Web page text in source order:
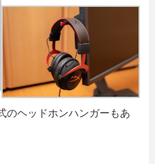
のヘッドホンハンガーもあ